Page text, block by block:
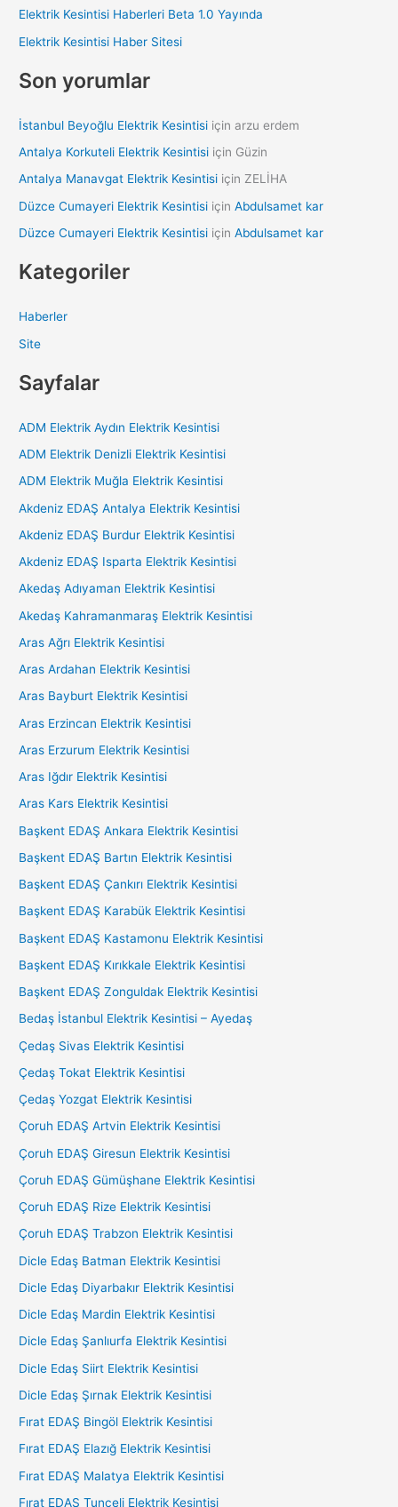
o
r
Elektrik Kesintisi Haberleri Beta 1.0 Yayında
Elektrik Kesintisi Haber Sitesi
Son yorumlar
İstanbul Beyoğlu Elektrik Kesintisi içinarzu erdem
Antalya Korkuteli Elektrik Kesintisi için Güzin
Antalya Manavgat Elektrik Kesintisi için ZELİHA
Düzce Cumayeri Elektrik Kesintisi içinAbdulsamet kar
Düzce Cumayeri Elektrik Kesintisi içinAbdulsamet kar
Kategoriler
Haberler
Site
Sayfalar
ADM Elektrik Aydın Elektrik Kesintisi
ADM Elektrik Denizli Elektrik Kesintisi
ADM Elektrik Muğla Elektrik Kesintisi
Akdeniz EDAŞ Antalya Elektrik Kesintisi
Akdeniz EDAŞ Burdur Elektrik Kesintisi
Akdeniz EDAŞ Isparta Elektrik Kesintisi
Akedaş Adıyaman Elektrik Kesintisi
Akedaş Kahramanmaraş Elektrik Kesintisi
Aras Ağrı Elektrik Kesintisi
Aras Ardahan Elektrik Kesintisi
Aras Bayburt Elektrik Kesintisi
Aras Erzincan Elektrik Kesintisi
Aras Erzurum Elektrik Kesintisi
Aras Iğdır Elektrik Kesintisi
Aras Kars Elektrik Kesintisi
Başkent EDAŞ Ankara Elektrik Kesintisi
Başkent EDAŞ Bartın Elektrik Kesintisi
Başkent EDAŞ Çankırı Elektrik Kesintisi
Başkent EDAŞ Karabük Elektrik Kesintisi
Başkent EDAŞ Kastamonu Elektrik Kesintisi
Başkent EDAŞ Kırıkkale Elektrik Kesintisi
Başkent EDAŞ Zonguldak Elektrik Kesintisi
Bedaş İstanbul Elektrik Kesintisi – Ayedaş
Çedaş Sivas Elektrik Kesintisi
Çedaş Tokat Elektrik Kesintisi
Çedaş Yozgat Elektrik Kesintisi
Çoruh EDAŞ Artvin Elektrik Kesintisi
Çoruh EDAŞ Giresun Elektrik Kesintisi
Çoruh EDAŞ Gümüşhane Elektrik Kesintisi
Çoruh EDAŞ Rize Elektrik Kesintisi
Çoruh EDAŞ Trabzon Elektrik Kesintisi
Dicle Edaş Batman Elektrik Kesintisi
Dicle Edaş Diyarbakır Elektrik Kesintisi
Dicle Edaş Mardin Elektrik Kesintisi
Dicle Edaş Şanlıurfa Elektrik Kesintisi
Dicle Edaş Siirt Elektrik Kesintisi
Dicle Edaş Şırnak Elektrik Kesintisi
Fırat EDAŞ Bingöl Elektrik Kesintisi
Fırat EDAŞ Elazığ Elektrik Kesintisi
Fırat EDAŞ Malatya Elektrik Kesintisi
Fırat EDAŞ Tunceli Elektrik Kesintisi